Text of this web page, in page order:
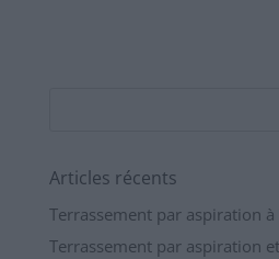
Articles récents
Terrassement par aspiration à
Terrassement par aspiration